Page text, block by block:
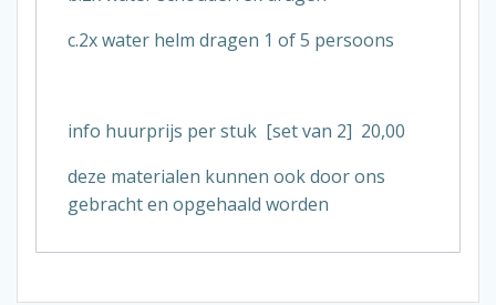
c.2x water helm dragen 1 of 5 persoons
info huurprijs per stuk [set van 2] 20,00
deze materialen kunnen ook door ons
gebracht en opgehaald worden